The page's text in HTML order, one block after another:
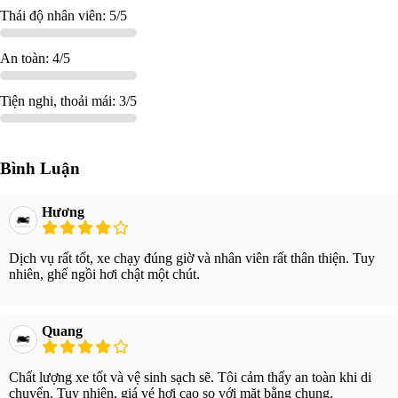
Thái độ nhân viên: 5/5
An toàn: 4/5
Tiện nghi, thoải mái: 3/5
Bình Luận
Hương
Dịch vụ rất tốt, xe chạy đúng giờ và nhân viên rất thân thiện. Tuy
nhiên, ghế ngồi hơi chật một chút.
Quang
Chất lượng xe tốt và vệ sinh sạch sẽ. Tôi cảm thấy an toàn khi di
chuyển. Tuy nhiên, giá vé hơi cao so với mặt bằng chung.